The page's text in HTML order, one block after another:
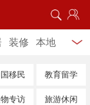
装修 本地
二手车 4s商
聘 婚纱摄
移民 教育留学
物专访 旅游休闲